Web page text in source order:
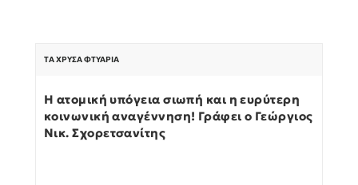
ΤΑ ΧΡΥΣΆ ΦΤΥΆΡΙΑ
Η ατομική υπόγεια σιωπή και η ευρύτερη
κοινωνική αναγέννηση! Γράφει ο Γεώργιος
Νικ. Σχορετσανίτης